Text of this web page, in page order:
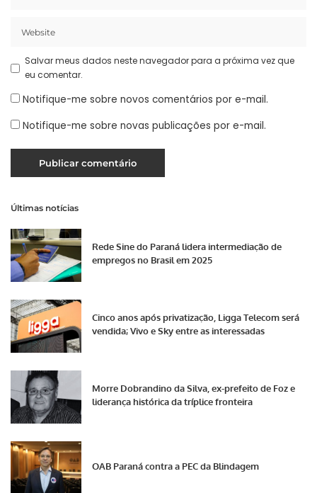
Salvar meus dados neste navegador para a próxima vez que
eu comentar.
Notifique-me sobre novos comentários por e-mail.
Notifique-me sobre novas publicações por e-mail.
Últimas notícias
Rede Sine do Paraná lidera intermediação de
empregos no Brasil em 2025
Cinco anos após privatização, Ligga Telecom será
vendida; Vivo e Sky entre as interessadas
Morre Dobrandino da Silva, ex-prefeito de Foz e
liderança histórica da tríplice fronteira
OAB Paraná contra a PEC da Blindagem